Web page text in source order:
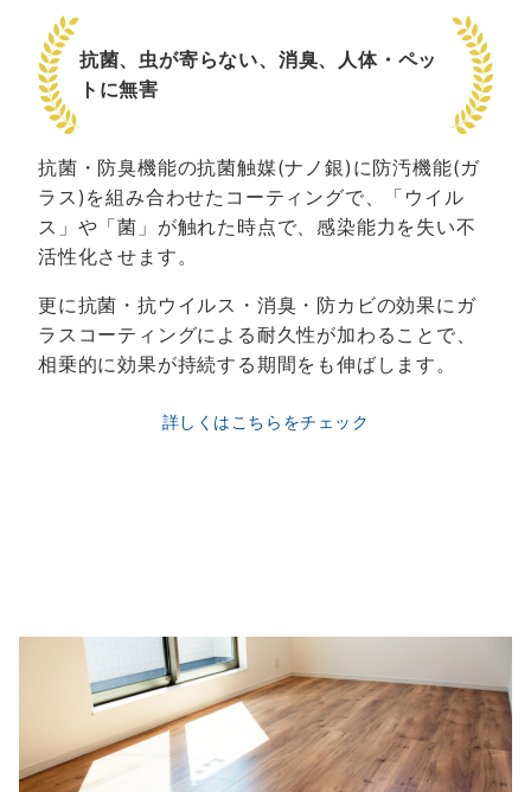
抗菌、虫が寄らない、消臭、人体・ペッ
トに無害
抗菌・防臭機能の抗菌触媒(ナノ銀)に防汚機能(ガ
ラス)を組み合わせたコーティングで、「ウイル
ス」や「菌」が触れた時点で、感染能力を失い不
活性化させます。
更に抗菌・抗ウイルス・消臭・防カビの効果にガ
ラスコーティングによる耐久性が加わることで、
相乗的に効果が持続する期間をも伸ばします。
詳しくはこちらをチェック